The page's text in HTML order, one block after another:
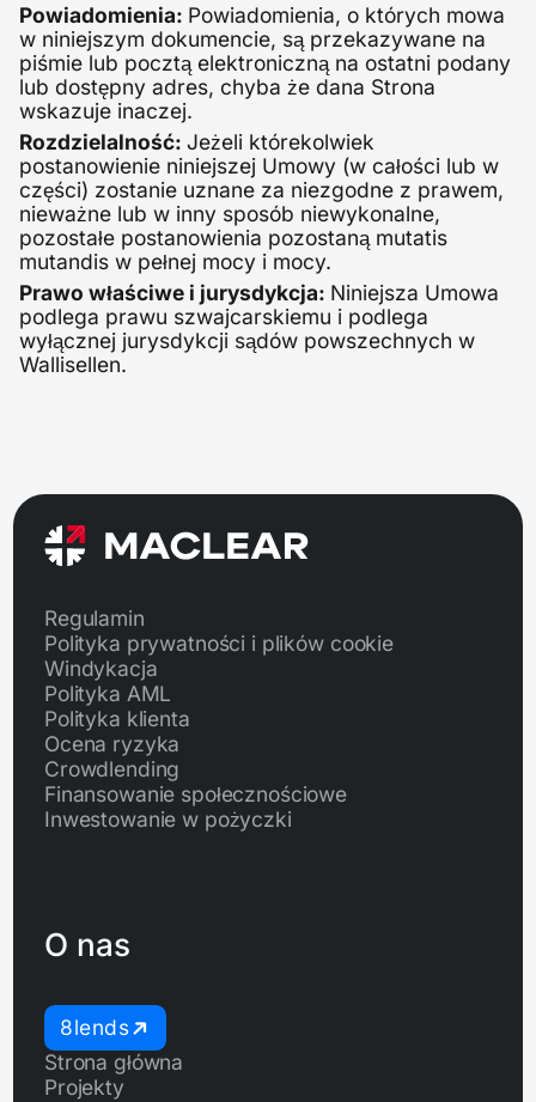
Powiadomienia: Powiadomienia, o których mowa
w niniejszym dokumencie, są przekazywane na
piśmie lub pocztą elektroniczną na ostatni podany
lub dostępny adres, chyba że dana Strona
wskazuje inaczej.
Rozdzielalność:Jeżeli którekolwiek
postanowienie niniejszej Umowy (w całości lub w
części) zostanie uznane za niezgodne z prawem,
nieważne lub w inny sposób niewykonalne,
pozostałe postanowienia pozostaną mutatis
mutandis w pełnej mocy i mocy.
Prawo właściwe i jurysdykcja: Niniejsza Umowa
podlega prawu szwajcarskiemu i podlega
wyłącznej jurysdykcji sądów powszechnych w
Wallisellen.
Regulamin
Polityka prywatności i plików cookie
Windykacja
Polityka AML
Polityka klienta
Ocena ryzyka
Crowdlending
Finansowanie społecznościowe
Inwestowanie w pożyczki
O nas
8lends
Strona główna
Projekty